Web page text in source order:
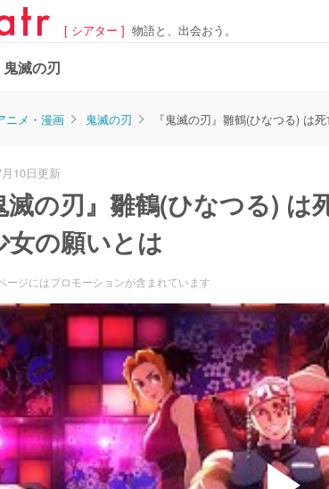
[ シアター ] 物語と、出会おう。
鬼滅の刃
ニメ・漫画 鬼滅の刃 『鬼滅の刃』雛鶴(ひなつる) は
10日更新
滅の刃』雛鶴(ひなつる)
女の願いとは
ージにはプロモーションが含まれています